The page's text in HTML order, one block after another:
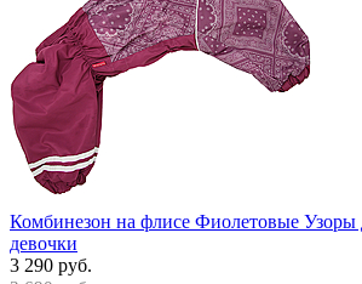
Комбинезон на флисе Фиолетовые Узоры
девочки
3 290 руб.